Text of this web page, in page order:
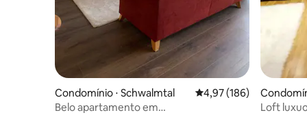
Condomínio ⋅ Schwalmtal 4,97 de uma avaliação
4,97 (186)
Belo apartamento em
Loft